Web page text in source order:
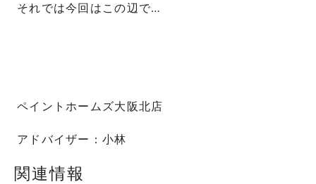
それでは今回はこの辺で…
ペイントホームズ大阪北店
アドバイザー：小林
関連情報